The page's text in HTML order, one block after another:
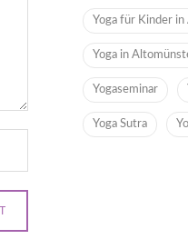
Yoga für Kinder
Yoga in
Yogaseminar
Yoga Sutra